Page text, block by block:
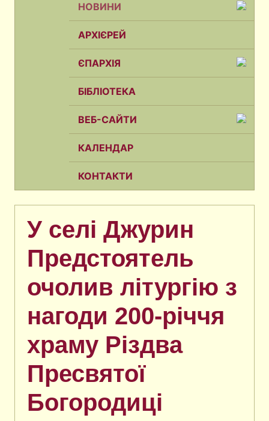
НОВИНИ
АРХІЄРЕЙ
ЄПАРХІЯ
БІБЛІОТЕКА
ВЕБ-САЙТИ
КАЛЕНДАР
КОНТАКТИ
У селі Джурин
Предстоятель
очолив літургію з
нагоди 200-річчя
храму Різдва
Пресвятої
Богородиці